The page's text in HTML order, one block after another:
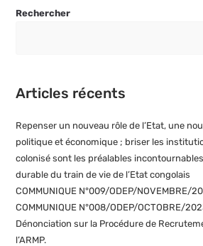
Rechercher
Articles récents
Repenser un nouveau rôle de l’Etat, une
politique et économique ; briser les
colonisé sont les préalables
durable du train de vie de l’Etat congolais
COMMUNIQUE N°009/ODEP/NOVEMBRE/
COMMUNIQUE N°008/ODEP/OCTOBRE/
Dénonciation sur la Procédure de
l’ARMP.